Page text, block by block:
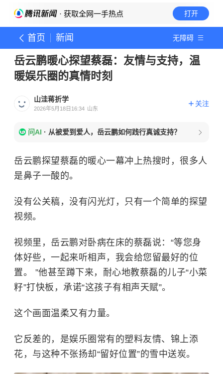
· 获取全网一手热点 打开
首页 新闻 无障碍
岳云鹏暖心探望蔡磊：友情与支持，温
暖娱乐圈的真情时刻
山洼蒋折学
2026年5月18日16:34 山东
关注
问AI · 从被爱到爱人，岳云鹏如何践行真诚支持？
岳云鹏探望蔡磊的暖心一幕冲上热搜时，很多人
是鼻子一酸的。
没有公关稿，没有闪光灯，只有一个简单的探望
视频。
视频里，岳云鹏对卧病在床的蔡磊说：“等您身
体好些，一起来听相声，我会给您留最好的位
置。 ”他甚至蹲下来，耐心地教蔡磊的儿子“小菜
籽”打快板，承诺“这孩子有相声天赋”。
这个画面温柔又有力量。
它反差的，是娱乐圈常有的塑料友情、锦上添
花，与这种不张扬却“留好位置”的雪中送炭。